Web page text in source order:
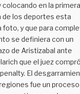
colocando en la primera
de los deportes esta
foto, y que para
se definiera con un
de Aristizabal ante
que el juez
El
fue un proceso